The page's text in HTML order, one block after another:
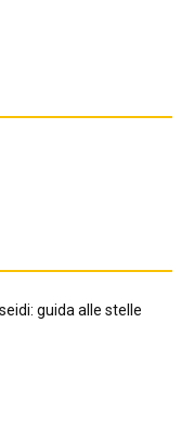
guida alle stelle